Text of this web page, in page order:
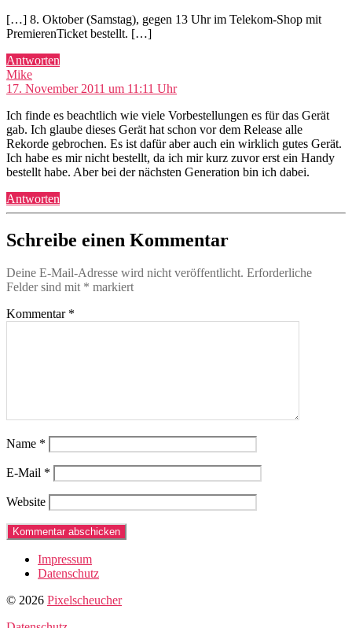
[…] 8. Oktober (Samstag), gegen 13 Uhr im Telekom-Shop mit
PremierenTicket bestellt. […]
Antworten
Mikesagt:
17. November 2011 um 11:11 Uhr
Ich finde es beachtlich wie viele Vorbestellungen es für das Gerät
gab. Ich glaube dieses Gerät hat schon vor dem Release alle
Rekorde gebrochen. Es ist dafür aber auch ein wirklich gutes Gerät.
Ich habe es mir nicht bestellt, da ich mir kurz zuvor erst ein Handy
bestellt habe. Aber bei der nächsten Generation bin ich dabei.
Antworten
Schreibe einen Kommentar
Deine E-Mail-Adresse wird nicht veröffentlicht. Erforderliche
Felder sind mit * markiert
Kommentar *
Name *
E-Mail *
Website
Impressum
Datenschutz
© 2026 Pixelscheucher